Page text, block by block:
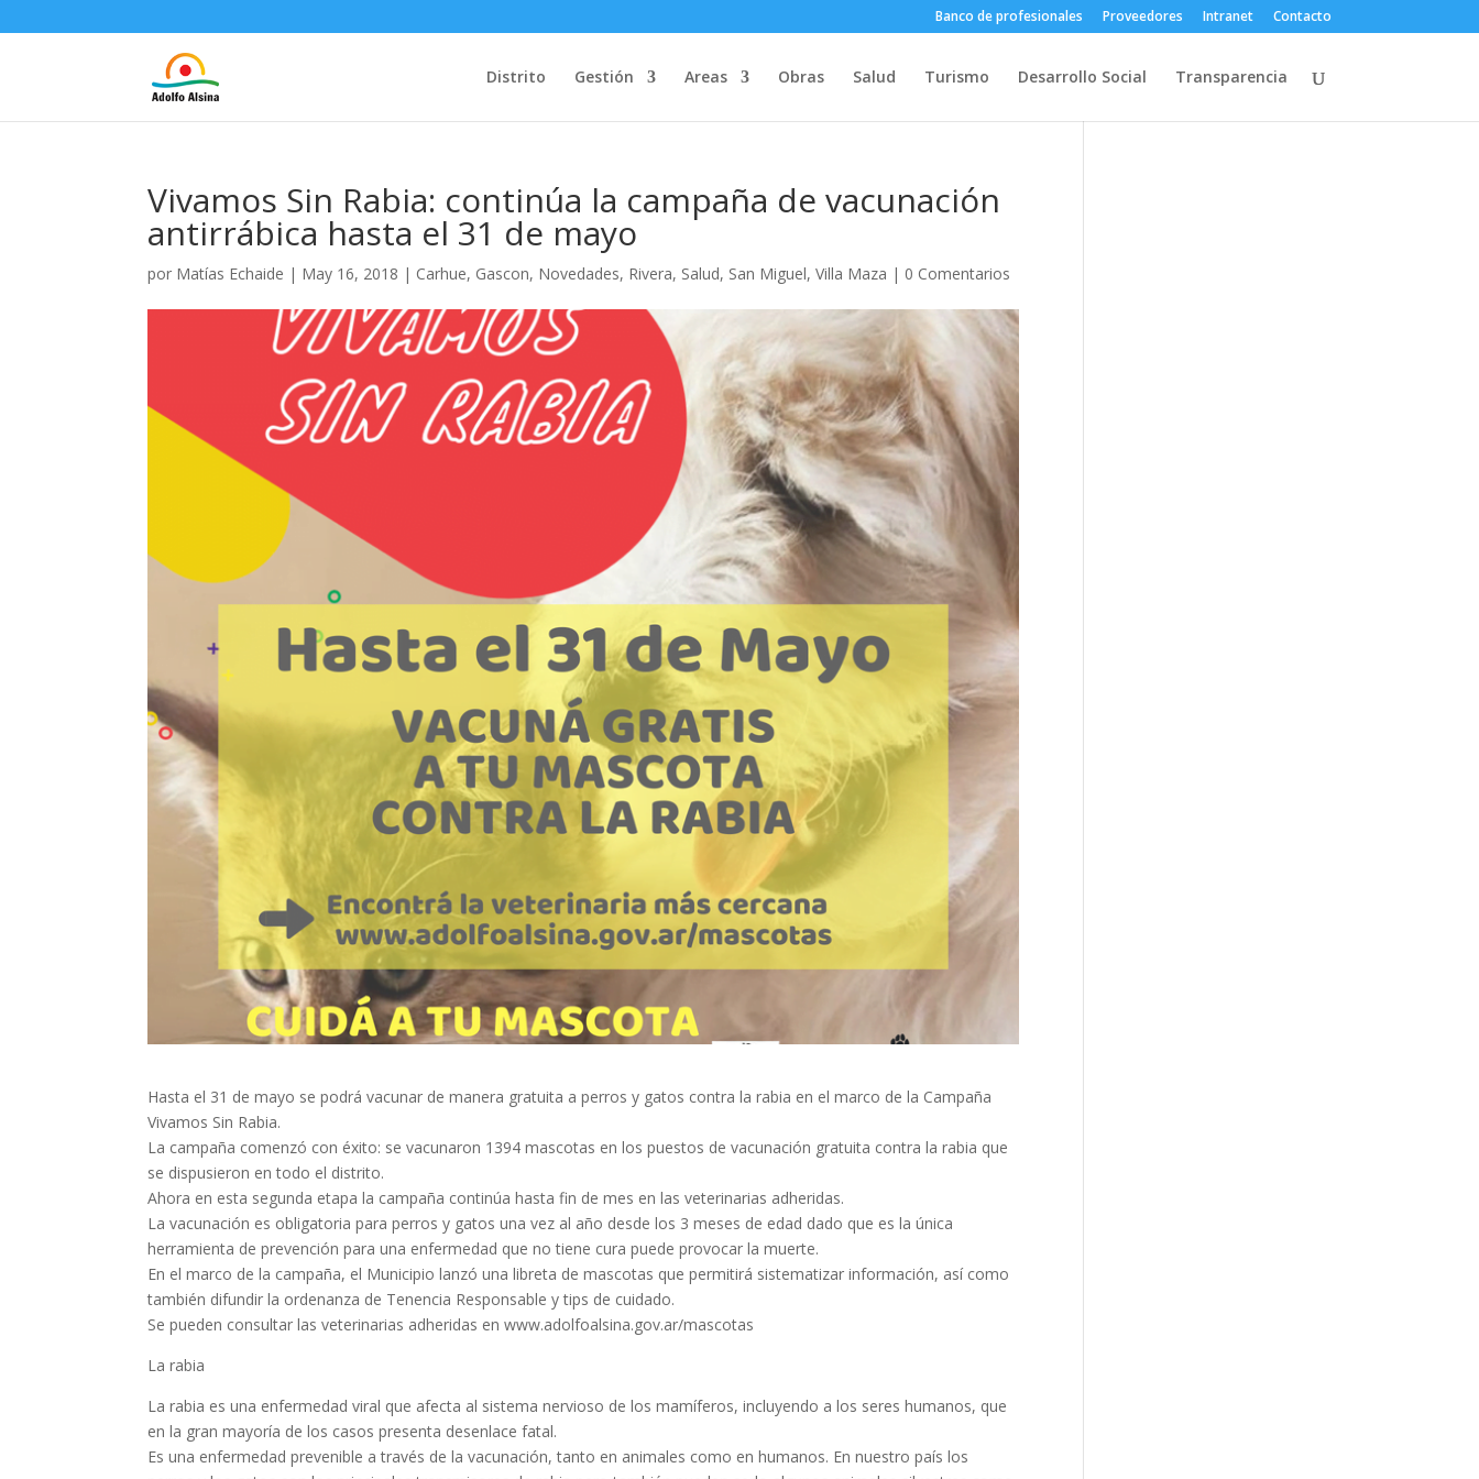
Banco de profesionales Proveedores Intranet Contacto
Distrito Gestión Areas Obras Salud Turismo Desarrollo Social Transparencia
Vivamos Sin Rabia: continúa la campaña de vacunación
antirrábica hasta el 31 de mayo
por Matías Echaide | May 16, 2018 | Carhue, Gascon, Novedades, Rivera, Salud, San Miguel,Villa Maza | 0 Comentarios
Hasta el 31 de mayo se podrá vacunar de manera gratuita a perros y gatos contra la rabia en el marco de la Campaña
Vivamos Sin Rabia.
La campaña comenzó con éxito: se vacunaron 1394 mascotas en los puestos de vacunación gratuita contra la rabia que
se dispusieron en todo el distrito.
Ahora en esta segunda etapa la campaña continúa hasta fin de mes en las veterinarias adheridas.
La vacunación es obligatoria para perros y gatos una vez al año desde los 3 meses de edad dado que es la única
herramienta de prevención para una enfermedad que no tiene cura puede provocar la muerte.
En el marco de la campaña, el Municipio lanzó una libreta de mascotas que permitirá sistematizar información, así como
también difundir la ordenanza de Tenencia Responsable y tips de cuidado.
Se pueden consultar las veterinarias adheridas en www.adolfoalsina.gov.ar/mascotas
La rabia
La rabia es una enfermedad viral que afecta al sistema nervioso de los mamíferos, incluyendo a los seres humanos, que
en la gran mayoría de los casos presenta desenlace fatal.
Es una enfermedad prevenible a través de la vacunación, tanto en animales como en humanos. En nuestro país los